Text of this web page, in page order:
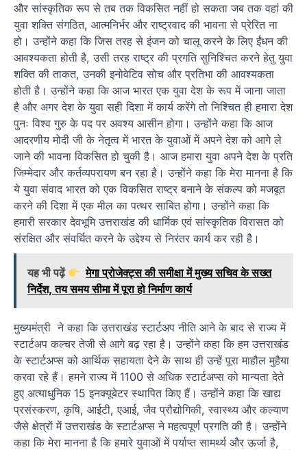
और सांस्कृतिक रूप से तब तक विकसित नहीं हो सकता जब तक वहां की
युवा शक्ति संगठित, आत्मनिर्भर और राष्ट्रवाद की भावना से प्रेरित ना
हो। उन्होंने कहा कि जिस तरह से इंजन को चालू करने के लिए ईंधन की
आवश्यकता होती है, उसी तरह राष्ट्र की प्रगति सुनिश्चित करने हेतु युवा
शक्ति की ताकत, उनकी इनोवेटिव सोच और प्रतिभा की आवश्यकता
होती है। उन्होंने कहा कि आज भारत एक युवा देश के रूप में जाना जाता
है और अगर देश के युवा सही दिशा में कार्य करेंगे तो निश्चित ही हमारा देश
पुनः विश्व गुरु के पद पर अवश्य आसीन होगा। उन्होंने कहा कि आज
आदरणीय मोदी जी के नेतृत्व में भारत के युवाओं में अपने देश को आगे ले
जाने की भावना विकसित हो चुकी है। आज हमारा युवा अपने देश के प्रति
जिम्मेदार और कर्तव्यपरायण बन रहा है। उन्होंने कहा कि मेरा मानना है कि
ये युवा संवाद भारत को एक विकसित राष्ट्र बनाने के संकल्प को मजबूत
करने की दिशा में एक मील का पत्थर साबित होगा। उन्होंने कहा कि
हमारी सरकार देवभूमि उत्तराखंड की धार्मिक एवं सांस्कृतिक विरासत को
संरक्षित और संवर्धित करने के उद्देश्य से निरंतर कार्य कर रही है।
यह भी पढ़ें
मेगा प्रोजेक्ट्स की समीक्षा में मुख्य सचिव के सख्त
निर्देश, तय समय सीमा में पूरा हो निर्माण कार्य
मुख्यमंत्री ने कहा कि उत्तराखंड स्टार्टअप नीति आने के बाद से राज्य में
स्टार्टअप कल्चर तेजी से आगे बढ़ रहा है। उन्होंने कहा कि हम उत्तराखंड
के स्टार्टअप्स को आर्थिक सहायता देने के साथ ही उन्हें पूरा माहौल मुहैया
करवा रहे हैं। हमने राज्य में 1100 से अधिक स्टार्टअप्स को मान्यता देते
हुए अत्याधुनिक 15 इनक्यूबेटर स्थापित किए हैं। उन्होंने कहा कि खाद्य
प्रसंस्करण, कृषि, आईटी, एआई, जैव प्रौद्योगिकी, स्वास्थ्य और कल्याण
जैसे क्षेत्रों में उत्तराखंड के स्टार्टअप्स ने महत्वपूर्ण प्रगति की है। उन्होंने
कहा कि मेरा मानना है कि हमारे युवाओं में पर्याप्त सामर्थ्य और ऊर्जा है,